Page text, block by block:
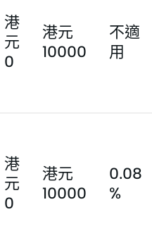
港
元
0
港元
10000
不適
用
港
元
0
港元
10000
0.08
%